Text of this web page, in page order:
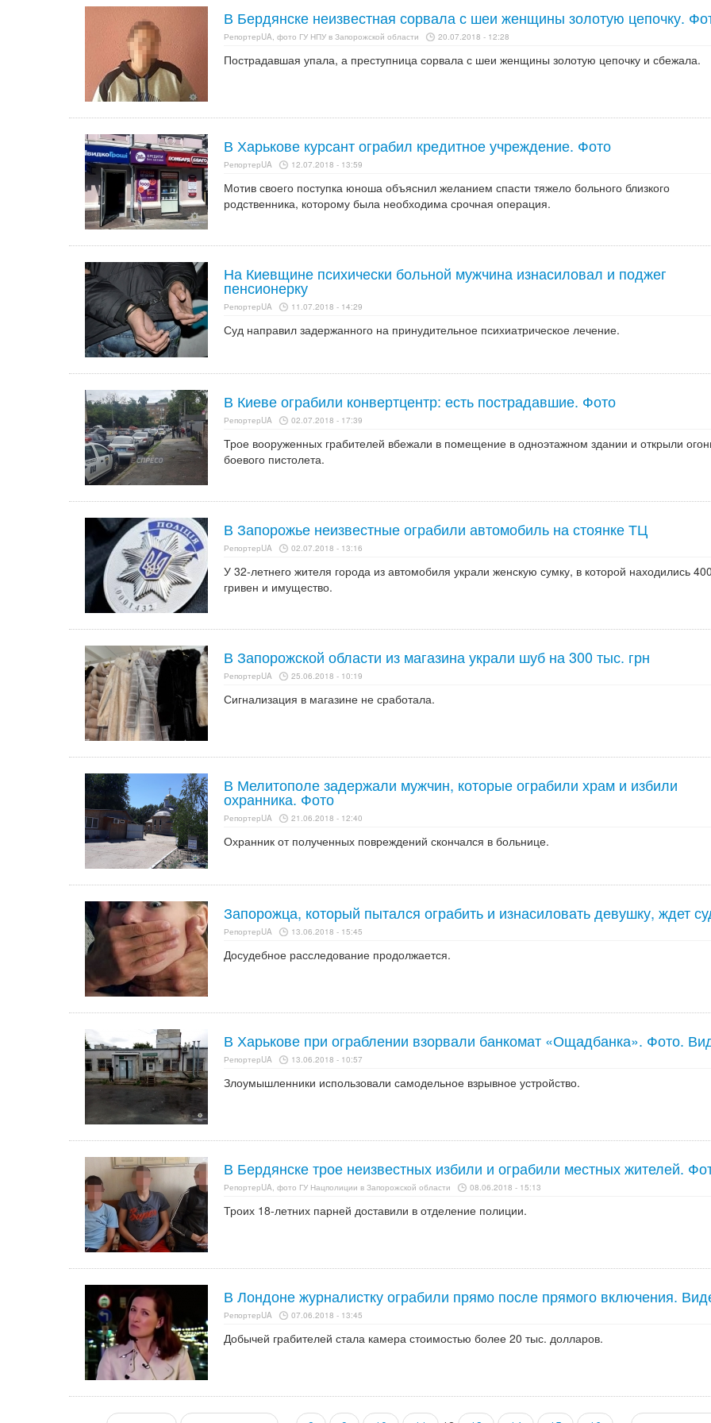
В Бердянске неизвестная сорвала с шеи женщины золотую цепочку.
РепортерUA, фото ГУ НПУ в Запорожской области 20.07.2018 - 12:28
Пострадавшая упала, а преступница сорвала с шеи женщины золотую цепочку и сбежала.
В Харькове курсант ограбил кредитное учреждение. Фото
РепортерUA 12.07.2018 - 13:59
Мотив своего поступка юноша объяснил желанием спасти тяжело больного близкого
родственника, которому была необходима срочная операция.
На Киевщине психически больной мужчина изнасиловал и поджег
пенсионерку
РепортерUA 11.07.2018 - 14:29
Суд направил задержанного на принудительное психиатрическое лечение.
В Киеве ограбили конвертцентр: есть пострадавшие. Фото
РепортерUA 02.07.2018 - 17:39
Трое вооруженных грабителей вбежали в помещение в одноэтажном здании и открыли
боевого пистолета.
В Запорожье неизвестные ограбили автомобиль на стоянке ТЦ
РепортерUA 02.07.2018 - 13:16
У 32-летнего жителя города из автомобиля украли женскую сумку, в которой находились 400
гривен и имущество.
В Запорожской области из магазина украли шуб на 300 тыс. грн
РепортерUA 25.06.2018 - 10:19
Сигнализация в магазине не сработала.
В Мелитополе задержали мужчин, которые ограбили храм и избили
охранника. Фото
РепортерUA 21.06.2018 - 12:40
Охранник от полученных повреждений скончался в больнице.
Запорожца, который пытался ограбить и изнасиловать девушку, ждет
РепортерUA 13.06.2018 - 15:45
Досудебное расследование продолжается.
В Харькове при ограблении взорвали банкомат «Ощадбанка». Фото.
РепортерUA 13.06.2018 - 10:57
Злоумышленники использовали самодельное взрывное устройство.
В Бердянске трое неизвестных избили и ограбили местных жителей.
РепортерUA, фото ГУ Нацполиции в Запорожской области 08.06.2018 - 15:13
Троих 18-летних парней доставили в отделение полиции.
В Лондоне журналистку ограбили прямо после прямого включения.
РепортерUA 07.06.2018 - 13:45
Добычей грабителей стала камера стоимостью более 20 тыс. долларов.